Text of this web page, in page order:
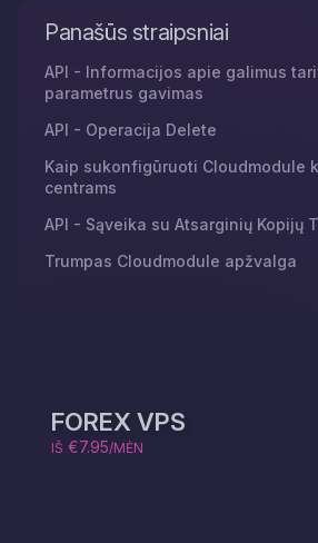
Panašūs straipsniai
API - Informacijos apie galimus
parametrus gavimas
API - Operacija Delete
Kaip sukonfigūruoti Cloudmodule
centrams
API - Sąveika su Atsarginių Kopijų
Trumpas Cloudmodule apžvalga
FOREX VPS
IŠ €7.95/MĖN